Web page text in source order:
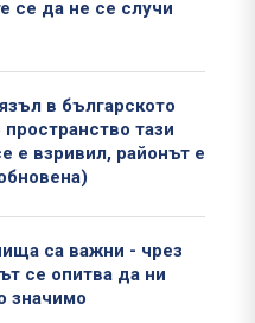
се да не се случи
в българското
тази
е взривил, районът е
са важни - чрез
се опитва да ни
значимо